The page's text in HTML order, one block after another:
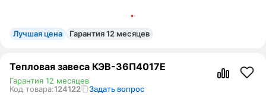
Лучшая цена Гарантия 12 месяцев
Тепловая завеса КЭВ-36П4017Е
Код товара:124122 Задать вопрос
Гарантия 12 месяцев